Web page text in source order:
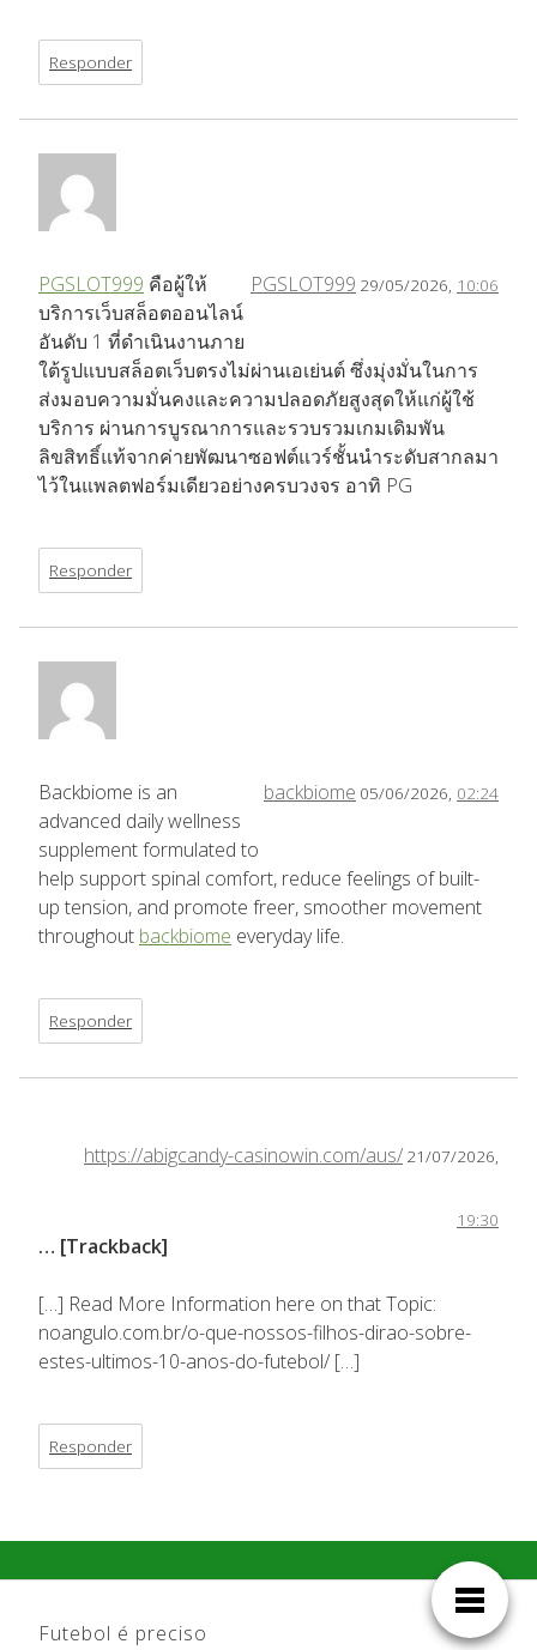
Responder
PGSLOT999 29/05/2026, 10:06
PGSLOT999 คือผู้ให้
บริการเว็บสล็อตออนไลน์
อันดับ 1 ที่ดำเนินงานภาย
ใต้รูปแบบสล็อตเว็บตรงไม่ผ่านเอเย่นต์ ซึ่งมุ่งมั่นในการ
ส่งมอบความมั่นคงและความปลอดภัยสูงสุดให้แก่ผู้ใช้
บริการ ผ่านการบูรณาการและรวบรวมเกมเดิมพัน
ลิขสิทธิ์แท้จากค่ายพัฒนาซอฟต์แวร์ชั้นนำระดับสากลมา
ไว้ในแพลตฟอร์มเดียวอย่างครบวงจร อาทิ PG
Responder
backbiome 05/06/2026, 02:24
Backbiome is an
advanced daily wellness
supplement formulated to
help support spinal comfort, reduce feelings of built-
up tension, and promote freer, smoother movement
throughout backbiome everyday life.
Responder
https://abigcandy-casinowin.com/aus/ 21/07/2026,
19:30
… [Trackback]
[…] Read More Information here on that Topic:
noangulo.com.br/o-que-nossos-filhos-dirao-sobre-
estes-ultimos-10-anos-do-futebol/ […]
Responder
Futebol é preciso